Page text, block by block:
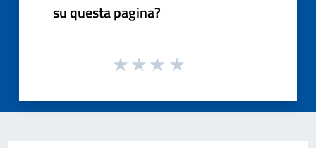
su questa pagina?